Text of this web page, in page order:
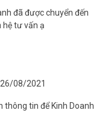
đã được chuyển đến
hệ tư vấn ạ
26/08/2021
thông tin để Kinh Doanh